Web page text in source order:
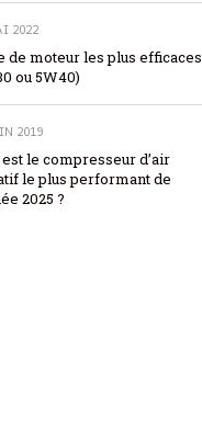
2022
de moteur les plus efficaces
ou 5W40)
2019
est le compresseur d’air
le plus performant de
2025 ?